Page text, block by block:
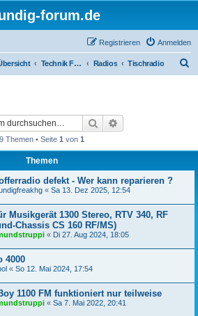
forum.de
Anmelden
Registrieren
Technik Foren Radios Tischradio
Suche
9 Themen • Seite 1 von 1
Themen
defekt - Wer kann reparieren ?
« Sa 13. Dez 2025, 12:54
Musikgerät 1300 Stereo, RTV 340, RF
Chassis CS 160 RF/MS)
« Di 27. Aug 2024, 18:05
4000
« So 12. Mai 2024, 17:54
1100 FM funktioniert nur teilweise
« Sa 7. Mai 2022, 20:41